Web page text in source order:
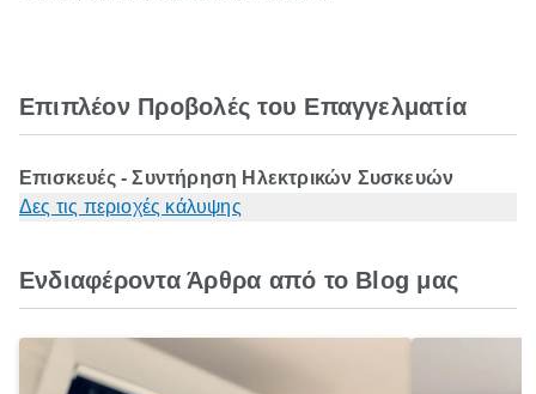
Επιπλέον Προβολές του Επαγγελματία
Επισκευές - Συντήρηση Ηλεκτρικών Συσκευών
Δες τις περιοχές κάλυψης
Ενδιαφέροντα Άρθρα από το Blog μας